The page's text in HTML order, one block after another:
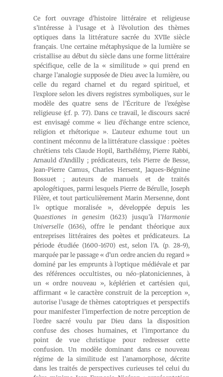
Ce fort ouvrage d’histoire littéraire et religieuse
s’intéresse à l’usage et à l’évolution des thèmes
optiques dans la littérature sacrée du XVIIe siècle
français. Une certaine métaphysique de la lumière se
cristallise au début du siècle dans une forme littéraire
spécifique, celle de la « similitude » qui prend en
charge l’analogie supposée de Dieu avec la lumière, ou
celle du regard charnel et du regard spirituel, et
l’explore selon les divers registres symboliques, sur le
modèle des quatre sens de l’Écriture de l’exégèse
religieuse (cf. p. 77). Dans ce travail, le discours sacré
est envisagé comme « lieu d’échange entre science,
religion et rhétorique ». L’auteur exhume tout un
continent méconnu de la littérature classique : poètes
chrétiens tels Claude Hopil, Barthélémy, Pierre Rabbi,
Arnauld d’Andilly ; prédicateurs, tels Pierre de Besse,
Jean-Pierre Camus, Charles Hersent, Jaques-Bégnine
Bossuet ; auteurs de manuels et de traités
apologétiques, parmi lesquels Pierre de Bérulle, Joseph
Filère, et tout particulièrement Marin Mersenne, dont
l’« optique moralisée », développée depuis les
Quaestiones in genesim(1623) jusqu’à l’Harmonie
Universelle (1636), offre le pendant théorique aux
entreprises littéraires des poètes et prédicateurs. La
période étudiée (1600-1670) est, selon l’A. (p. 28-9),
marquée par le passage « d’un ordre ancien du regard »
dominé par les emprunts à l’optique médiévale et par
des références occultistes, ou néo-platoniciennes, à
un « ordre nouveau », képlérien et cartésien qui,
affirmant « le caractère construit de la perception »,
autorise l’usage de thèmes catoptriques et perspectifs
pour manifester l’imperfection de notre perception de
l’ordre sacré voulu par Dieu dans la disposition
confuse des choses humaines, et l’importance du
point de vue christique pour redresser cette
confusion. Un modèle dominant dans ce nouveau
régime de la similitude est l’anamorphose, décrite
dans les traités de perspectives curieuses tel celui du